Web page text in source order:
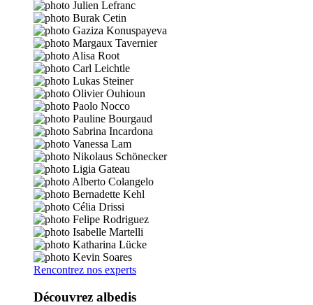
Rencontrez nos experts
Découvrez albedis